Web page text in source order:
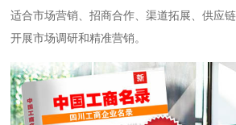
适合市场营销、招商合作、渠道拓展、供应
开展市场调研和精准营销。